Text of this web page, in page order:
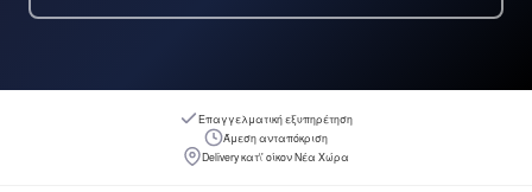
Επαγγελματική εξυπηρέτηση
Άμεση ανταπόκριση
Delivery κατ\' οίκον Νέα Χώρα